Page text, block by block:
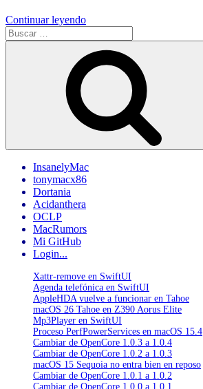
Continuar leyendo«Servidor
y
PHP
en
Buscar
por:
InsanelyMac
tonymacx86
Dortania
Acidanthera
OCLP
MacRumors
Mi GitHub
Login...
Xattr-remove en SwiftUI
Agenda telefónica en SwiftUI
AppleHDA vuelve a funcionar en Tahoe
macOS 26 Tahoe en Z390 Aorus Elite
Mp3Player en SwiftUI
Proceso PerfPowerServices en macOS 15.4
Cambiar de OpenCore 1.0.3 a 1.0.4
Cambiar de OpenCore 1.0.2 a 1.0.3
macOS 15 Sequoia no entra bien en reposo
Cambiar de OpenCore 1.0.1 a 1.0.2
Cambiar de OpenCore 1.0.0 a 1.0.1